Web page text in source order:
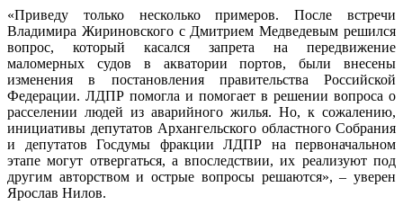
«Приведу только несколько примеров. После встречи
Владимира Жириновского с Дмитрием Медведевым решился
вопрос, который касался запрета на передвижение
маломерных судов в акватории портов, были внесены
изменения в постановления правительства Российской
Федерации. ЛДПР помогла и помогает в решении вопроса о
расселении людей из аварийного жилья. Но, к сожалению,
инициативы депутатов Архангельского областного Собрания
и депутатов Госдумы фракции ЛДПР на первоначальном
этапе могут отвергаться, а впоследствии, их реализуют под
другим авторством и острые вопросы решаются», – уверен
Ярослав Нилов.